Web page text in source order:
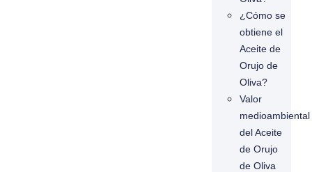
¿Cómo se
obtiene el
Aceite de
Orujo de
Oliva?
Valor
medioambiental
del Aceite
de Orujo
de Oliva